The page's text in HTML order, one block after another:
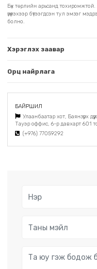
Бүх төрлийн арьсанд тохиромжтой.
үзүүлэхээр бүтээгдсэн тул эмзэг
болно.
Хэрэглэх заавар
Орц найрлага
БАЙРШИЛ
Улаанбаатар хот, Баянзүрх
Тауэр оффис, 6-р давхарт 601
(+976) 77059292